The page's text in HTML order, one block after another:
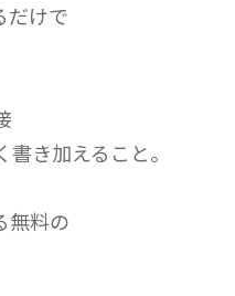
だけで
き加えること。
無料の